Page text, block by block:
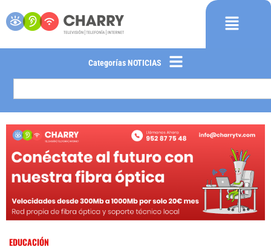
Categorías NOTICIAS
EDUCACIÓN